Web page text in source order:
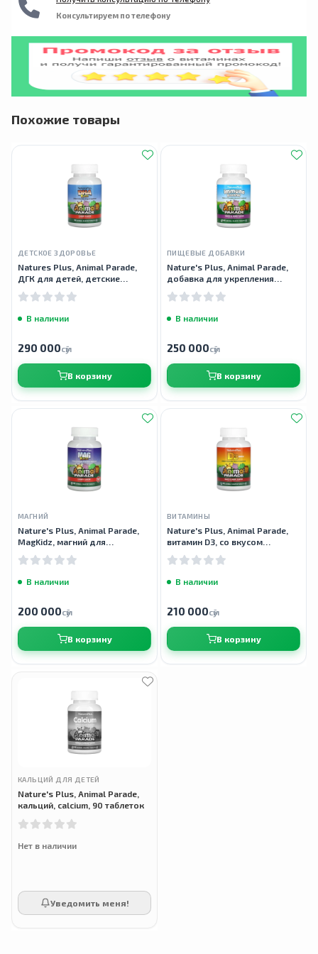
Консультируем по телефону
Похожие товары
ДЕТСКОЕ ЗДОРОВЬЕ
Natures Plus, Animal Parade,
ДГК для детей, детские
таблеток
В наличии
290 000сӯм
В корзину
ПИЩЕВЫЕ ДОБАВКИ
Nature's Plus, Animal Parade,
добавка для укрепления
таблеток
В наличии
250 000сӯм
В корзину
МАГНИЙ
Nature's Plus, Animal Parade,
MagKidz, магний для
детей,вишневый вкус, 90
таблеток
В наличии
200 000сӯм
В корзину
ВИТАМИНЫ
Nature's Plus, Animal Parade,
витамин D3, со вкусом
черешни, 500 МЕ, 90 таблеток
В наличии
210 000сӯм
В корзину
КАЛЬЦИЙ ДЛЯ ДЕТЕЙ
Nature's Plus, Animal Parade,
кальций, calcium, 90 таблеток
Нет в наличии
Уведомить меня!